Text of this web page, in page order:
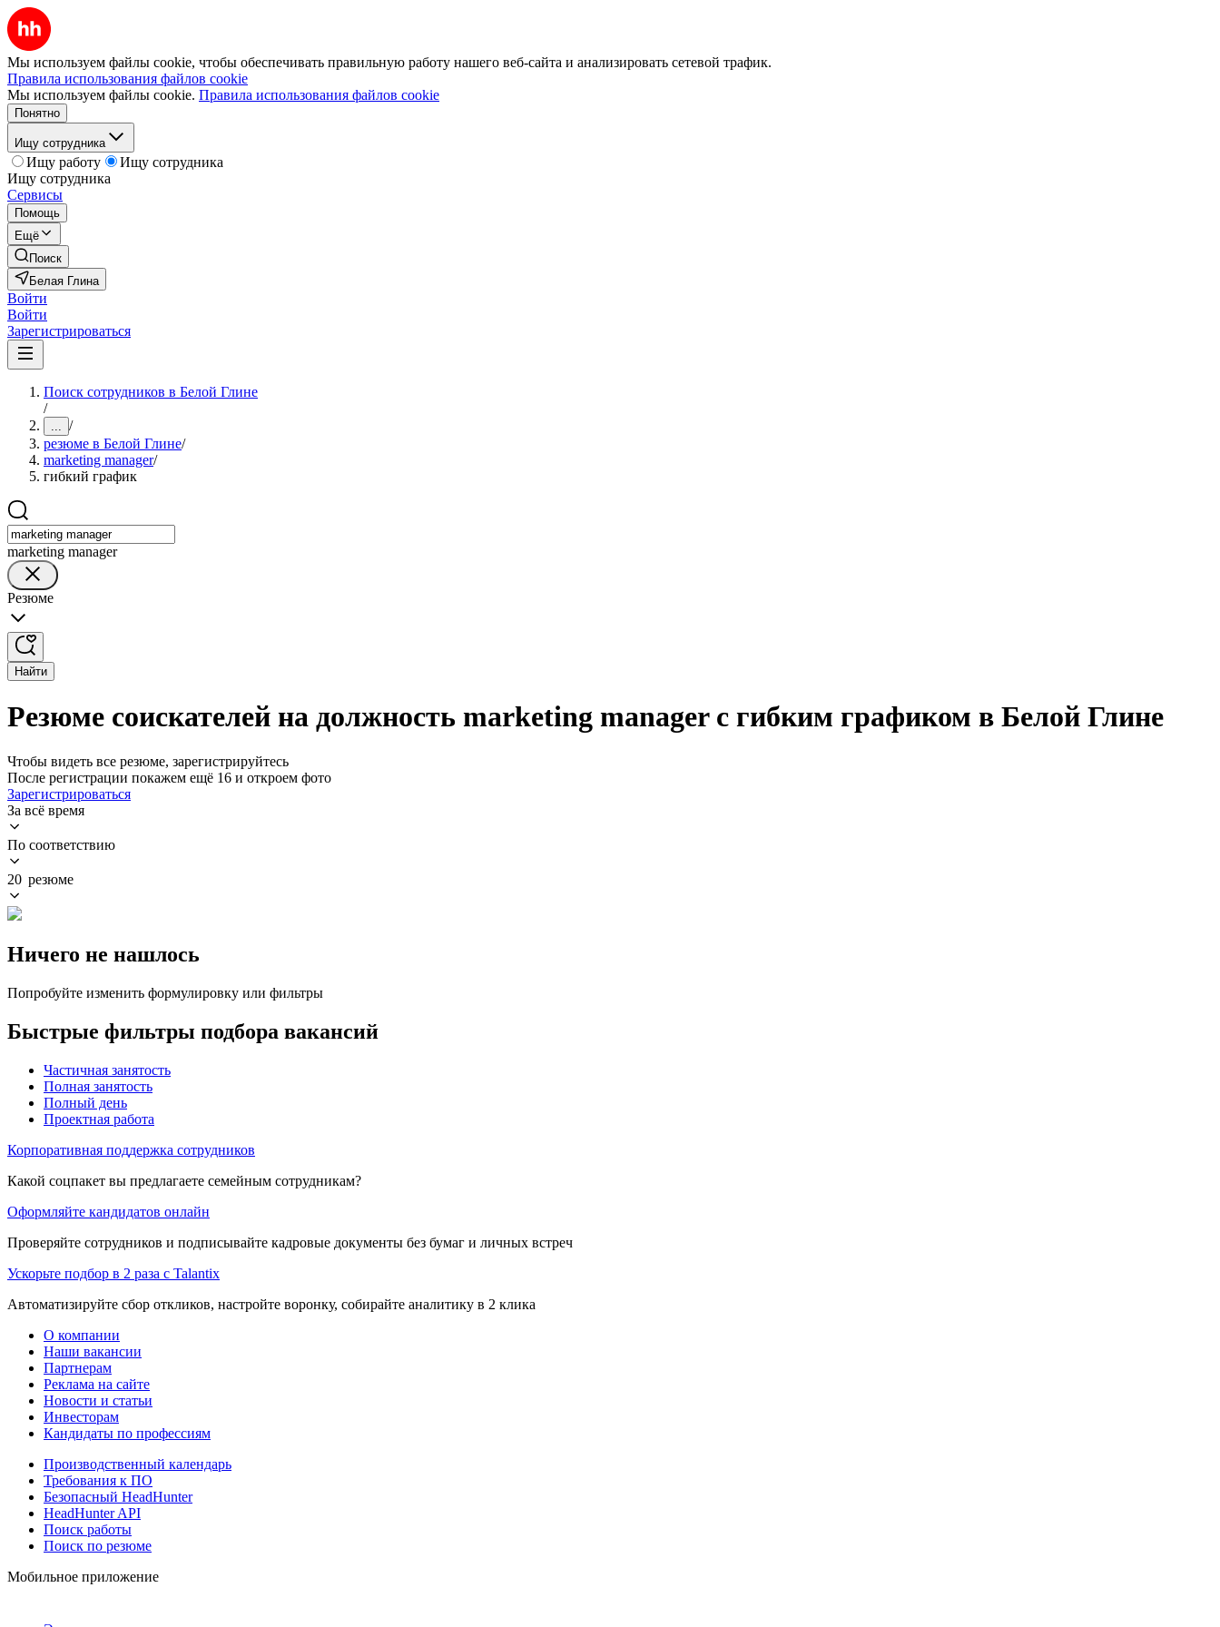
Мы используем файлы cookie, чтобы обеспечивать правильную работу нашего веб-сайта и анализировать сетевой трафик.
Правила использования файлов cookie
Мы используем файлы cookie. Правила использования файлов cookie
Понятно
Ищу сотрудника
Ищу работу
Ищу сотрудника
Ищу сотрудника
Сервисы
Помощь
Ещё
Поиск
Белая Глина
Войти
Войти
Зарегистрироваться
Поиск сотрудников в Белой Глине
/
... /
резюме в Белой Глине/
marketing manager/
гибкий график
marketing manager
Резюме
Найти
Резюме соискателей на должность marketing manager с гибким графиком в Белой Глине
Чтобы видеть все резюме, зарегистрируйтесь
После регистрации покажем ещё 16 и откроем фото
Зарегистрироваться
За всё время
По соответствию
20 резюме
Ничего не нашлось
Попробуйте изменить формулировку или фильтры
Быстрые фильтры подбора вакансий
Частичная занятость
Полная занятость
Полный день
Проектная работа
Корпоративная поддержка сотрудников
Какой соцпакет вы предлагаете семейным сотрудникам?
Оформляйте кандидатов онлайн
Проверяйте сотрудников и подписывайте кадровые документы без бумаг и личных встреч
Ускорьте подбор в 2 раза с Talantix
Автоматизируйте сбор откликов, настройте воронку, собирайте аналитику в 2 клика
О компании
Наши вакансии
Партнерам
Реклама на сайте
Новости и статьи
Инвесторам
Кандидаты по профессиям
Производственный календарь
Требования к ПО
Безопасный HeadHunter
HeadHunter API
Поиск работы
Поиск по резюме
Мобильное приложение